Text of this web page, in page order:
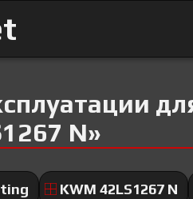
N»
KWM 42LS1267 N